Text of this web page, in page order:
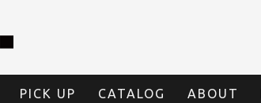
PICK UP CATALOG ABOUT